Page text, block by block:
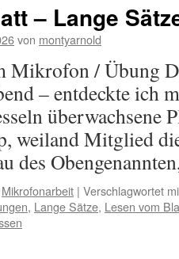
– Lange
von montyarnold
Mikrofon / Übung
– entdeckte ich
überwachsene
weiland Mitglied
des
Mikrofonarbeit | Verschlagwortet
, Lange Sätze, Lesen vom